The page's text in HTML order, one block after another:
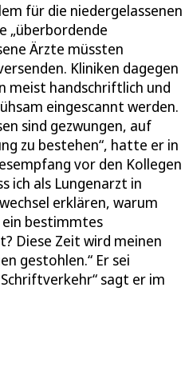
für die niedergelassenen
„überbordende
Ärzte müssten
Kliniken dagegen
meist handschriftlich und
eingescannt werden.
sind gezwungen, auf
zu bestehen“, hatte er in
vor den Kollegen
ich als Lungenarzt in
erklären, warum
ein bestimmtes
Diese Zeit wird meinen
gestohlen.“ Er sei
sagt er im